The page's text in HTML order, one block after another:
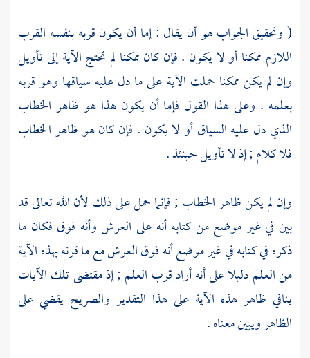
( وتحقيق الجواب هو أن يقال : إما أن يكون قربه بنفسه القرب
اللازم ممكنا أو لا يكون . فإن كان ممكنا لم تحتج الآية إلى تأويل
وإن لم يكن ممكنا حملت الآية على ما دل عليه سياقها وهو قربه
بعلمه . وعلى هذا القول فإما أن يكون هذا هو ظاهر الخطاب
الذي دل عليه السياق أو لا يكون . فإن كان هو ظاهر الخطاب
فلا كلام ; إذ لا تأويل حينئذ .
وإن لم يكن ظاهر الخطاب ; فإنما حمل على ذلك لأن الله تعالى قد
بين في غير موضع من كتابه أنه على العرش وأنه فوق فكان ما
ذكره في كتابه في غير موضع أنه فوق العرش مع ما قرنه بهذه الآية
من العلم دليلا على أنه أراد قرب العلم ; إذ مقتضى تلك الآيات
ينافي ظاهر هذه الآية على هذا التقدير والصريح يقضي على
الظاهر ويبين معناه .